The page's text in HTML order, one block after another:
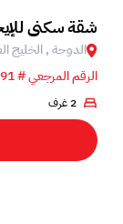
شقة سكني
الدوحة , الخليج
الرقم المرجعي # 34491
2 غرف